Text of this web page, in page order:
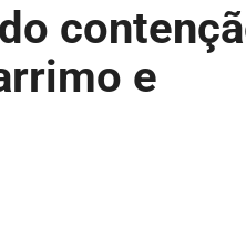
e